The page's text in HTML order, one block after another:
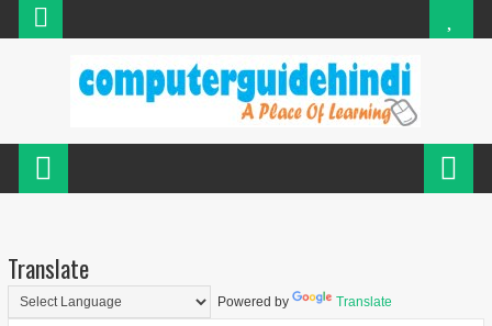
Translate
Powered by Translate